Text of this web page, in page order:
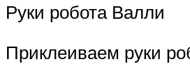
Руки робота Валли
Приклеиваем руки